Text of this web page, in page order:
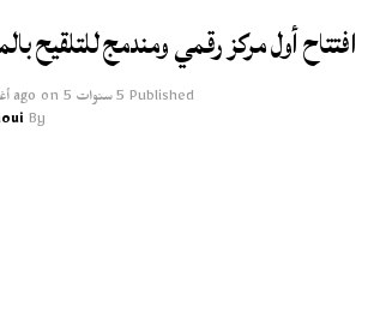
افتتاح أول مركز رقمي ومندمج للتلقيح
Published 5 سنوات ago on 5 أغسطس 2021
By